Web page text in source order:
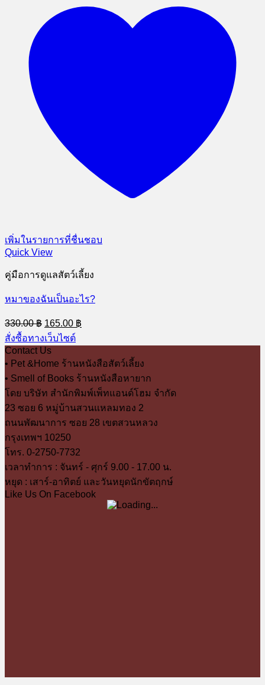
เพิ่มในรายการที่ชื่นชอบ
Quick View
คู่มือการดูแลสัตว์เลี้ยง
หมาของฉันเป็นอะไร?
330.00฿ Original
price
was:
330.00 ฿.
165.00 ฿
price
สั่งซื้อทางเว็บไซต์
Contact Us
• Pet &Home ร้านหนังสือสัตว์เลี้ยง
• Smell of Books ร้านหนังสือหายาก
โดย บริษัท สำนักพิมพ์เพ็ทแอนด์โฮม จำกัด
23 ซอย 6 หมู่บ้านสวนแหลมทอง 2
ถนนพัฒนาการ ซอย 28 เขตสวนหลวง
กรุงเทพฯ 10250
โทร. 0-2750-7732
เวลาทำการ : จันทร์ - ศุกร์ 9.00 - 17.00 น.
หยุด : เสาร์-อาทิตย์ และวันหยุดนักขัตฤกษ์
Like Us On Facebook